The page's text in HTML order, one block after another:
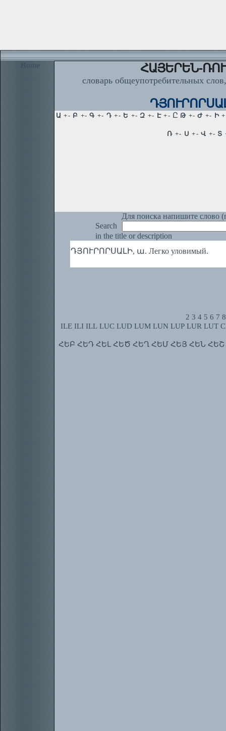
Home ՀԱՅԵՐԵՆ-
словарь общеупотребительных
Для поиска напишите слово
Search
in the title or description
ԴՅՈՒՐՈՐՍԱԼԻ, ա. Легко уловимый.
2 3 4 5 6 7 8
ILE ILI ILL LUC LUD LUM LUN LUP LUR LUT
ՀԵԲ ՀԵԴ ՀԵԼ ՀԵԾ ՀԵՂ ՀԵՄ ՀԵՅ ՀԵՆ ՀԵՇ